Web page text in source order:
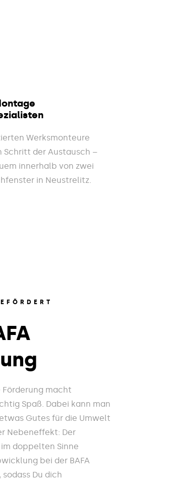
Werksmonteure
der Austausch –
innerhalb von zwei
in Neustrelitz.
macht
Spaß. Dabei kann man
Gutes für die Umwelt
Nebeneffekt: Der
doppelten Sinne
bei der BAFA
Du dich